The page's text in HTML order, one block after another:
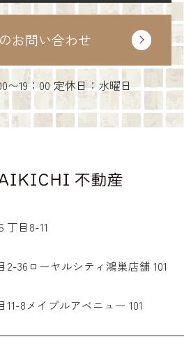
お問い合わせ
〜19：00 定休日：水曜日
丁目8-11
36ローヤルシティ鴻巣店舗 101
8メイプルアベニュー 101